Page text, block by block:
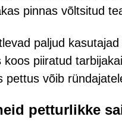
pinnas võltsitud
paljud
koos piiratud
pettus võib
petturlikke